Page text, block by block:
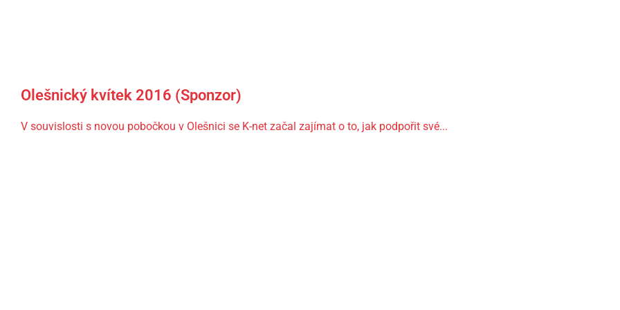
Olešnický kvítek 2016 (Sponzor)
V souvislosti s novou pobočkou v Olešnici se K-net začal zajímat o to, jak podpořit své...